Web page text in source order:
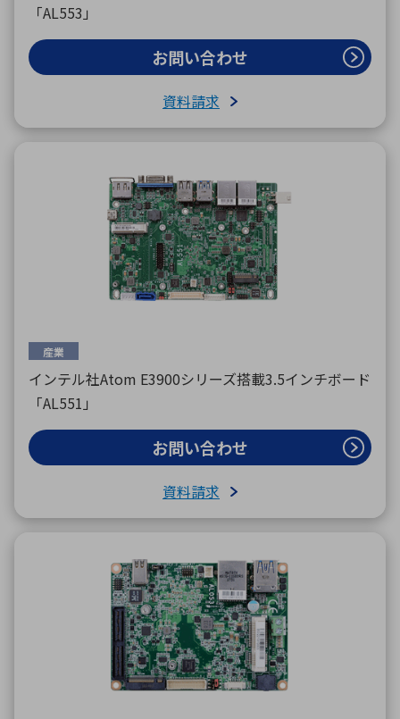
「AL553」
お問い合わせ
資料請求
産業
インテル社Atom E3900シリーズ搭載3.5インチボード
「AL551」
お問い合わせ
資料請求